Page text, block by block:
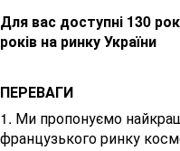
Для вас доступні 130
років на ринку України
ПЕРЕВАГИ
1. Ми пропонуємо
французького ринку